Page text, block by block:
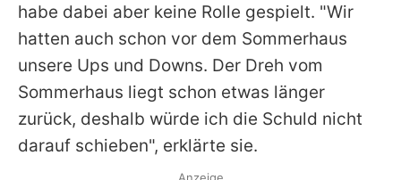
habe dabei aber keine Rolle gespielt. "Wir
hatten auch schon vor dem Sommerhaus
unsere Ups und Downs. Der Dreh vom
Sommerhaus liegt schon etwas länger
zurück, deshalb würde ich die Schuld nicht
darauf schieben", erklärte sie.